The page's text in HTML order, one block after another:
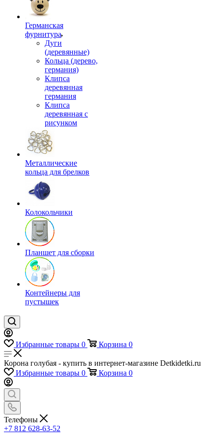
Германская
фурнитура
Дуги
(деревянные)
Кольца (дерево,
германия)
Клипса
деревянная
германия
Клипса
деревянная с
рисунком
Металлические
кольца для брелков
Колокольчики
Планшет для сборки
Контейнеры для
пустышек
Избранные товары 0 Корзина 0
Корона голубая - купить в интернет-магазине Detkidetki.ru
Избранные товары 0 Корзина 0
Телефоны
+7 812 628-63-52